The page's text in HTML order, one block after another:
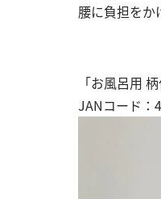
腰に負担をか
「お風呂用
JANコード：